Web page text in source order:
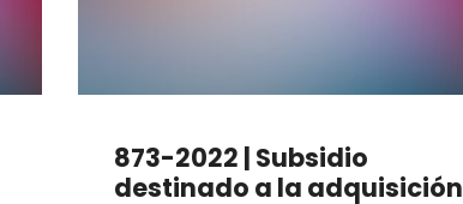
873-2022 | Subsidio
destinado a la adquisición